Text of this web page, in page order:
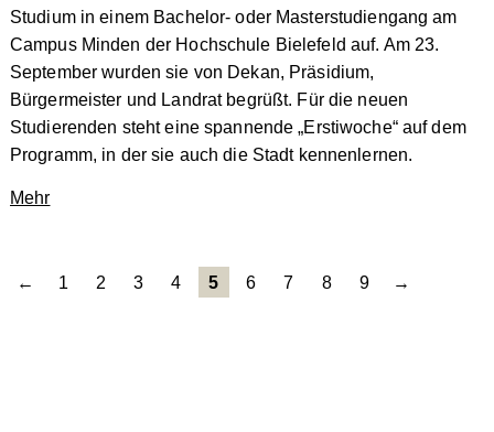
Studium in einem Bachelor- oder Masterstudiengang am
Campus Minden der Hochschule Bielefeld auf. Am 23.
September wurden sie von Dekan, Präsidium,
Bürgermeister und Landrat begrüßt. Für die neuen
Studierenden steht eine spannende „Erstiwoche“ auf dem
Programm, in der sie auch die Stadt kennenlernen.
Mehr
1 2 3 4 5 6 7 8 9